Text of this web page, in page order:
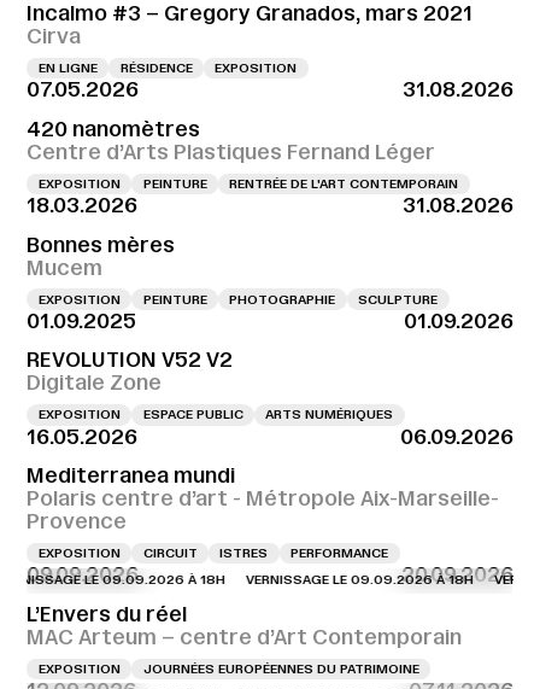
Incalmo #3 – Gregory Granados, mars 2021
Cirva
EN LIGNE RÉSIDENCE EXPOSITION
07.05.2026
31.08.2026
420 nanomètres
Centre d’Arts Plastiques Fernand Léger
EXPOSITION PEINTURE RENTRÉE DE L'ART CONTEMPORAIN
18.03.2026
31.08.2026
Bonnes mères
Mucem
EXPOSITION PEINTURE PHOTOGRAPHIE SCULPTURE
01.09.2025
01.09.2026
REVOLUTION V52 V2
Digitale Zone
EXPOSITION ESPACE PUBLIC ARTS NUMÉRIQUES
16.05.2026
06.09.2026
Mediterranea mundi
Polaris centre d’art - Métropole Aix-Marseille-
Provence
EXPOSITION CIRCUIT ISTRES PERFORMANCE
09.09.2026 20.09.2026
LE 09.09.2026 À 18H VERNISSAGE LE 09.09.2026 À 18H
L’Envers du réel
MAC Arteum – centre d’Art Contemporain
EXPOSITION JOURNÉES EUROPÉENNES DU PATRIMOINE